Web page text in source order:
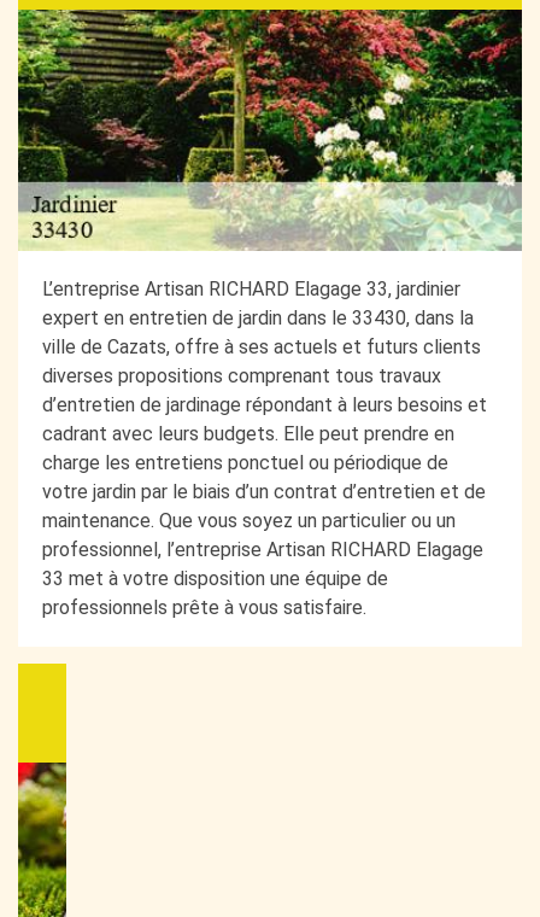
L’entreprise Artisan RICHARD Elagage 33, jardinier
expert en entretien de jardin dans le 33430, dans la
ville de Cazats, offre à ses actuels et futurs clients
diverses propositions comprenant tous travaux
d’entretien de jardinage répondant à leurs besoins et
cadrant avec leurs budgets. Elle peut prendre en
charge les entretiens ponctuel ou périodique de
votre jardin par le biais d’un contrat d’entretien et de
maintenance. Que vous soyez un particulier ou un
professionnel, l’entreprise Artisan RICHARD Elagage
33 met à votre disposition une équipe de
professionnels prête à vous satisfaire.